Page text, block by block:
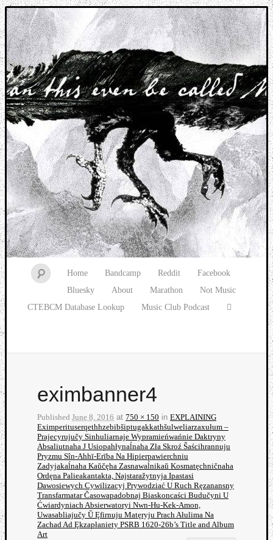
Music breaking barriers
Home Bandcamp Reddit
Facebook
Bluesky
About Marathon
Not Music
CTEBCM Database Lookup
Music Club Podcast
eximbanner4
Published June 8, 2016 at 750 × 150 in EXPLAINING
Eximperituserqethhzebibšiptugakkathšulweliarzaxułum –
Prajecyrujučy Sinhuliarnaje Wypramieńwańnie Daktryny
Absaliutnaha J Usiopahłynaĺnaha Zła Skroź Šaścihrannuju
Pryzmu Sîn-Ahhī-Erība Na Hipierpawierchniu
Zadyjakaĺnaha Kaŭčęha Zasnawaĺnikaŭ Kosmatęchničnaha
Ordęna Palieakantakta, Najstaražytnyja Ipastasi
Dawosiewych Cywilizacyj Prywodziać U Ruch Ręzanansny
Transfarmatar Časowapadobnaj Biaskoncaści Budučyni U
Ćwiardyniach Absierwatoryi Nwn-Hu-Kek-Amon,
Uwasabliajučy Ŭ Ęfirnuju Matęryju Prach Ałulima Na
Zachad Ad Ękzapłaniety PSRB 1620-26b’s Title and Album
Art